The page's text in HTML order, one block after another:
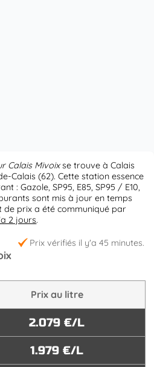
Calais Mivoixse trouve à Calais
Calais (62). Cette station essence
: Gazole, SP95, E85, SP95 / E10,
sont mis à jour en temps
de prix a été communiqué par
2 jours.
Prix vérifiés il y'a 45 minutes.
Prix au litre
2.079 €/L
1.979 €/L